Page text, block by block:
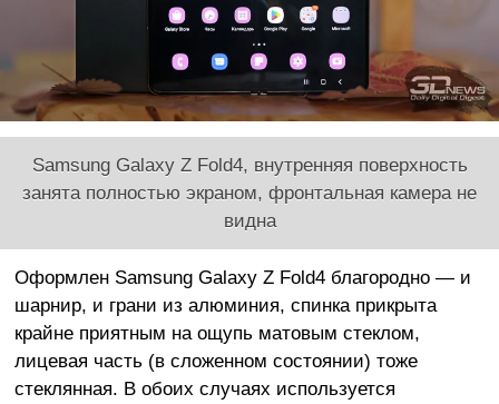
Samsung Galaxy Z Fold4, внутренняя поверхность
занята полностью экраном, фронтальная камера не
видна
Оформлен Samsung Galaxy Z Fold4 благородно — и
шарнир, и грани из алюминия, спинка прикрыта
крайне приятным на ощупь матовым стеклом,
лицевая часть (в сложенном состоянии) тоже
стеклянная. В обоих случаях используется